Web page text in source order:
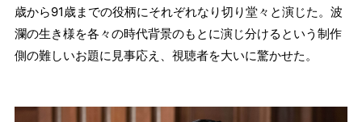
歳から91歳までの役柄にそれぞれなり切り堂々と演じた。波
瀾の生き様を各々の時代背景のもとに演じ分けるという制作
側の難しいお題に見事応え、視聴者を大いに驚かせた。